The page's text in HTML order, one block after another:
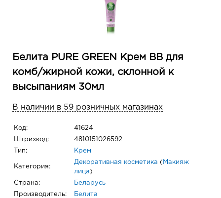
Белита PURE GREEN Крем ВВ для
комб/жирной кожи, склонной к
высыпаниям 30мл
В наличии в 59 розничных магазинах
Код: 41624
Штрихкод: 4810151026592
Тип: Крем
Категория:
Декоративная косметика ( Макияж
лица )
Страна: Беларусь
Производитель: Белита